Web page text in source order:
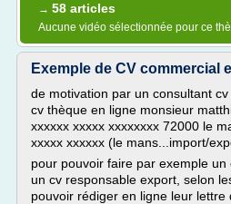
→ 58 articles
Aucune vidéo sélectionnée pour ce
Exemple de CV commercial
de motivation par un consultant
cv thèque en ligne monsieur
xxxxxx xxxxx xxxxxxxx 72000 le
xxxxx xxxxxx (le mans...import/
pour pouvoir faire par exemple
un cv responsable export, selon
pouvoir rédiger en ligne leur